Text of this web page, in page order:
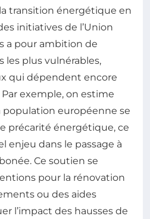
transition énergétique en
initiatives de l’Union
a pour ambition de
les plus vulnérables,
qui dépendent encore
exemple, on estime
population européenne se
précarité énergétique, ce
enjeu dans le passage à
Ce soutien se
pour la rénovation
ou des aides
l’impact des hausses de